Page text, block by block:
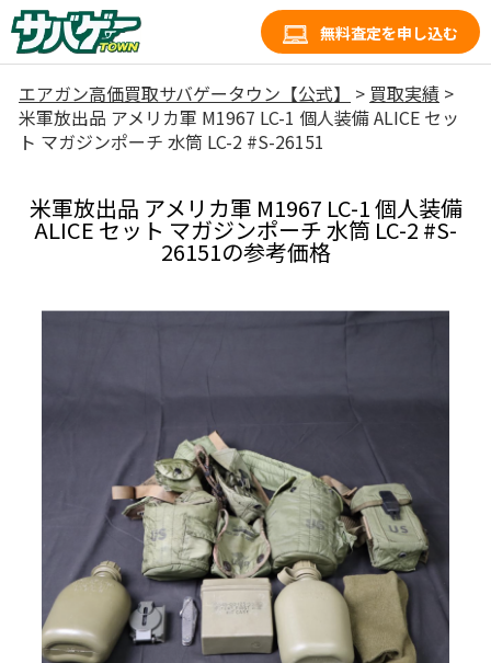
無料査定を申し込む
エアガン高価買取サバゲータウン【公式】 > 買取実績 >
米軍放出品 アメリカ軍 M1967 LC-1 個人装備 ALICE セッ
ト マガジンポーチ 水筒 LC-2 #S-26151
米軍放出品 アメリカ軍 M1967 LC-1 個人装備
ALICE セット マガジンポーチ 水筒 LC-2 #S-
26151の参考価格